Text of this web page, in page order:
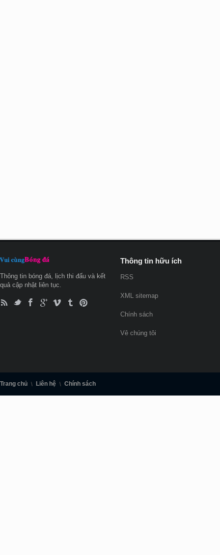
Thông tin bóng đá, lịch thi đấu và kết
quả cập nhật liên tục.
Thông tin hữu ích
RSS
XML sitemap
Chính sách
Vê chúng tôi
Trang chủ Liên hệ Chính sách